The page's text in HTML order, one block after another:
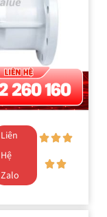
Liên
Hệ
Zalo